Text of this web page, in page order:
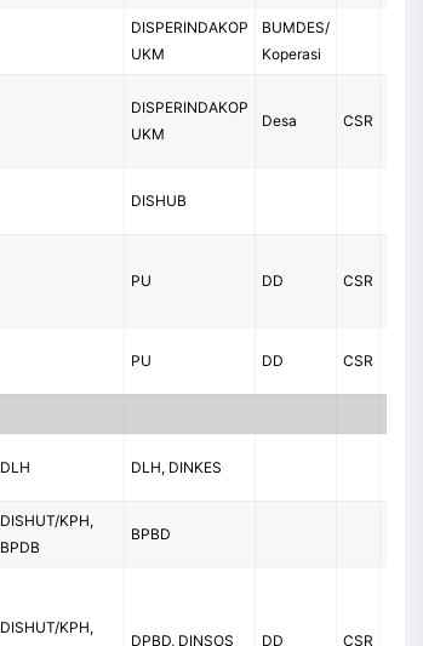
DISPERINDAKOP
UKM
BUMDES/
Koperasi
DISPERINDAKOP
UKM
Desa CSR
DISHUB
PU DD CSR
PU DD CSR
DLH DLH, DINKES
DISHUT/KPH,
BPDB
BPBD
DISHUT/KPH,
DPBD, DINSOS DD CSR